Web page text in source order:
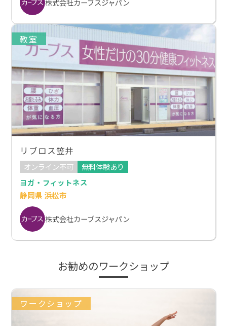
株式会社カーブスジャパン
教室
リブロス笠井
オンライン不可
無料体験あり
ヨガ・フィットネス
静岡県 浜松市
株式会社カーブスジャパン
お勧めのワークショップ
ワークショップ